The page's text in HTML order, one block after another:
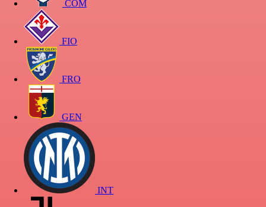
COM
FIO
FRO
GEN
INT